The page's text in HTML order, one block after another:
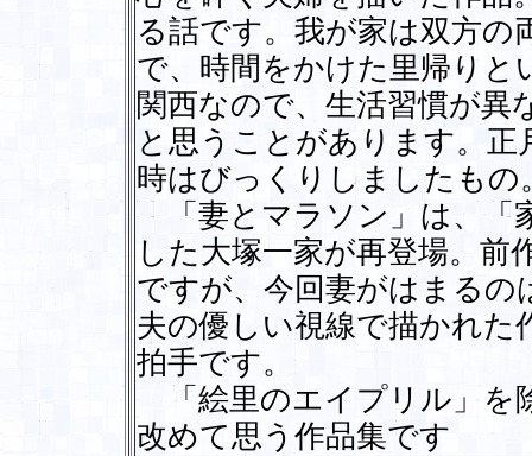
る話です。我が家は双方の
で、時間をかけた里帰り
関西なので、生活習慣が異
と思うことがあります。
時はびっくりしましたもの
「妻とマラソン」は、「
した大塚一家が再登場。
ですが、今回妻がはまる
夫の優しい視線で描かれた
拍手です。
「絵里のエイプリル」を
改めて思う作品集です